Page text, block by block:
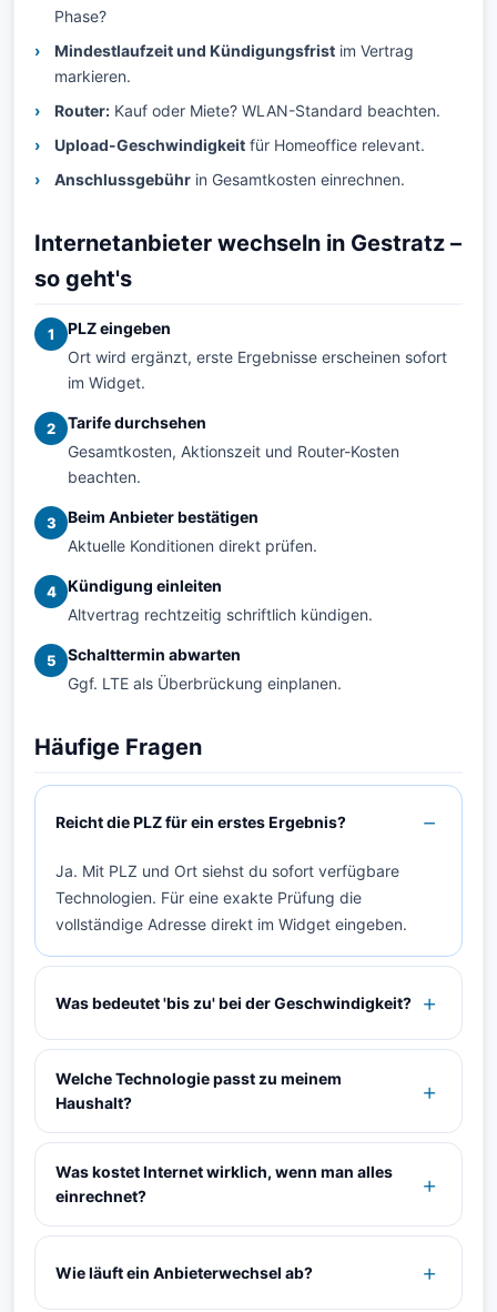
Phase?
Mindestlaufzeit und Kündigungsfrist im Vertrag
markieren.
Router: Kauf oder Miete? WLAN-Standard beachten.
Upload-Geschwindigkeit für Homeoffice relevant.
Anschlussgebühr in Gesamtkosten einrechnen.
Internetanbieter wechseln in Gestratz –
so geht's
1
PLZ eingeben
Ort wird ergänzt, erste Ergebnisse erscheinen sofort
im Widget.
2
Tarife durchsehen
Gesamtkosten, Aktionszeit und Router-Kosten
beachten.
3
Beim Anbieter bestätigen
Aktuelle Konditionen direkt prüfen.
4
Kündigung einleiten
Altvertrag rechtzeitig schriftlich kündigen.
5
Schalttermin abwarten
Ggf. LTE als Überbrückung einplanen.
Häufige Fragen
Reicht die PLZ für ein erstes Ergebnis?
Ja. Mit PLZ und Ort siehst du sofort verfügbare
Technologien. Für eine exakte Prüfung die
vollständige Adresse direkt im Widget eingeben.
Was bedeutet 'bis zu' bei der Geschwindigkeit?
Welche Technologie passt zu meinem
Haushalt?
Was kostet Internet wirklich, wenn man alles
einrechnet?
Wie läuft ein Anbieterwechsel ab?